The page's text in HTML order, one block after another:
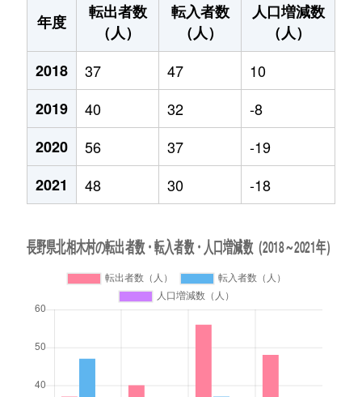
年度
転出者数
（人）
転入者数
（人）
人口増減数
（人）
2018
37 47
10
2019
40 32
-8
2020
56 37
-19
2021
48 30 -18